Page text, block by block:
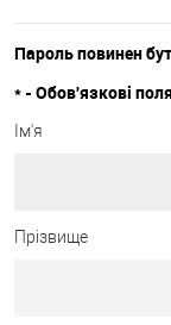
Пароль повинен
* - Обов'язкові
Ім'я
Прізвище